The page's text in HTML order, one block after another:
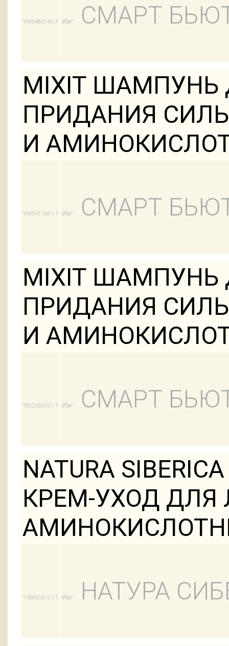
1689480045/1 Изг: СМАРТ
MIXIT ШАМПУНЬ
ПРИДАНИЯ
И
1689471681/1 Изг: СМАРТ
MIXIT ШАМПУНЬ
ПРИДАНИЯ
И
1852566397/1 Изг: СМАРТ
NATURA
КРЕМ-УХОД
1188503121/1 Изг: НАТУРА